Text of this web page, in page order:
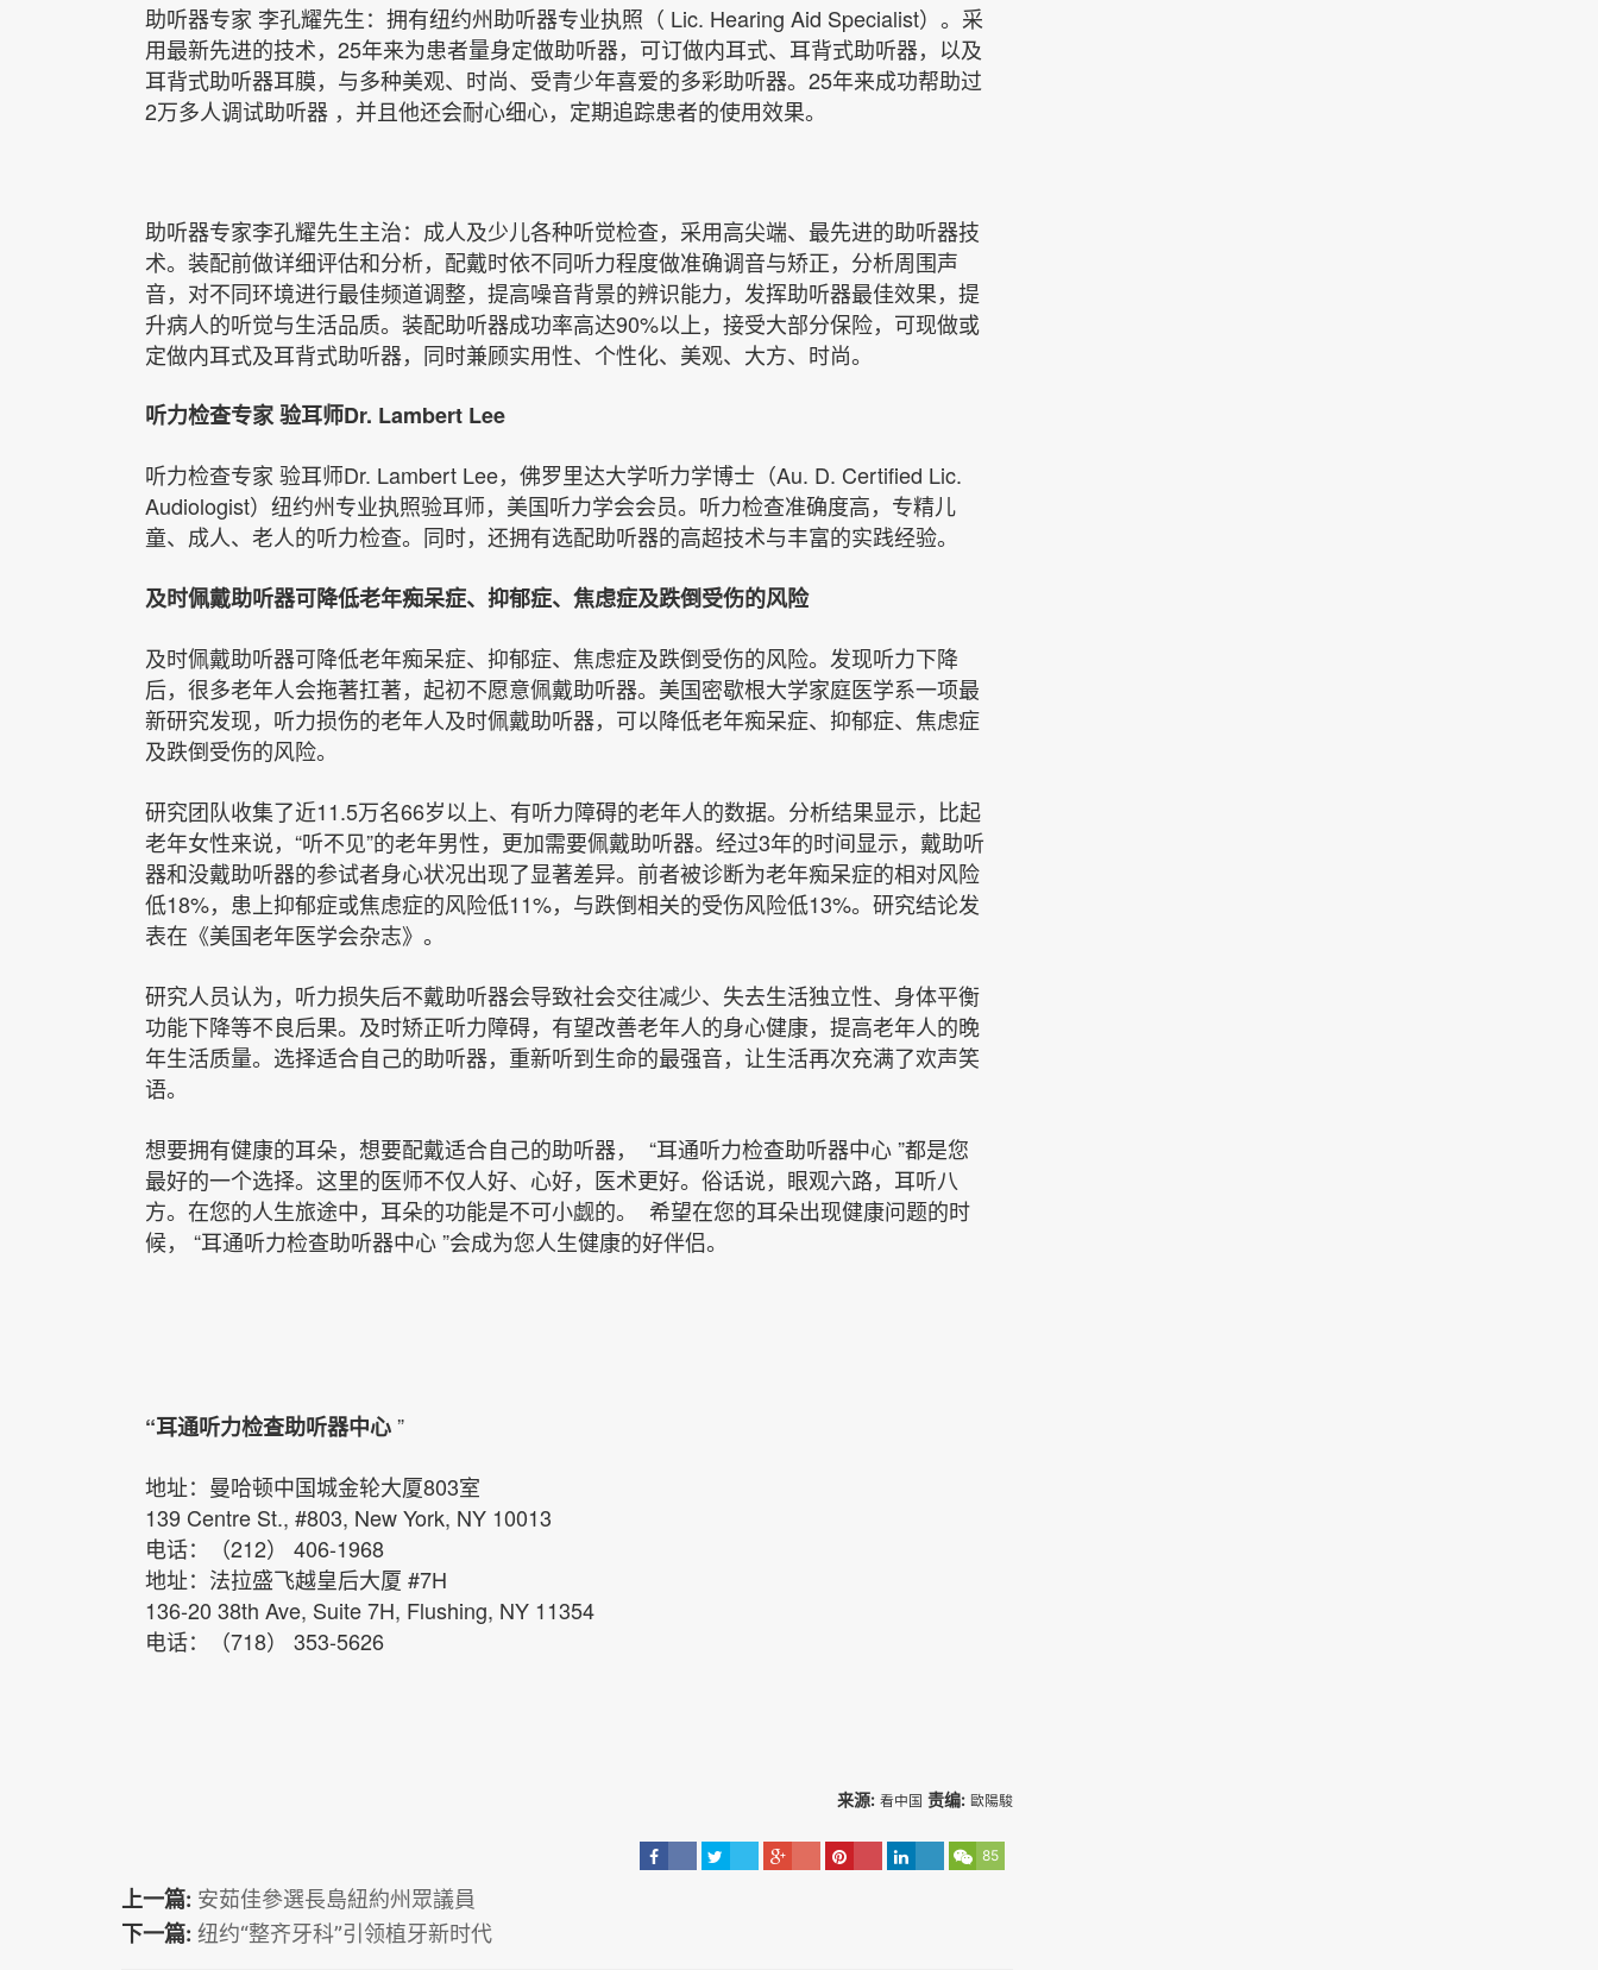
助听器专家 李孔耀先生：拥有纽约州助听器专业执照（ Lic. Hearing Aid Specialist）。采
用最新先进的技术，25年来为患者量身定做助听器，可订做内耳式、耳背式助听器，以及
耳背式助听器耳膜，与多种美观、时尚、受青少年喜爱的多彩助听器。25年来成功帮助过
2万多人调试助听器 ，并且他还会耐心细心，定期追踪患者的使用效果。
助听器专家李孔耀先生主治：成人及少儿各种听觉检查，采用高尖端、最先进的助听器技
术。装配前做详细评估和分析，配戴时依不同听力程度做准确调音与矫正，分析周围声
音，对不同环境进行最佳频道调整，提高噪音背景的辨识能力，发挥助听器最佳效果，提
升病人的听觉与生活品质。装配助听器成功率高达90%以上，接受大部分保险，可现做或
定做内耳式及耳背式助听器，同时兼顾实用性、个性化、美观、大方、时尚。
听力检查专家 验耳师Dr. Lambert Lee
听力检查专家 验耳师Dr. Lambert Lee，佛罗里达大学听力学博士（Au. D. Certified Lic.
Audiologist） 纽约州专业执照验耳师，美国听力学会会员。听力检查准确度高，专精儿
童、成人、老人的听力检查。同时，还拥有选配助听器的高超技术与丰富的实践经验。
及时佩戴助听器可降低老年痴呆症、抑郁症、焦虑症及跌倒受伤的风险
及时佩戴助听器可降低老年痴呆症、抑郁症、焦虑症及跌倒受伤的风险。发现听力下降
后，很多老年人会拖著扛著，起初不愿意佩戴助听器。美国密歇根大学家庭医学系一项最
新研究发现，听力损伤的老年人及时佩戴助听器，可以降低老年痴呆症、抑郁症、焦虑症
及跌倒受伤的风险。
研究团队收集了近11.5万名66岁以上、有听力障碍的老年人的数据。分析结果显示，比起
老年女性来说，“听不见”的老年男性，更加需要佩戴助听器。经过3年的时间显示，戴助听
器和没戴助听器的参试者身心状况出现了显著差异。前者被诊断为老年痴呆症的相对风险
低18%，患上抑郁症或焦虑症的风险低11%，与跌倒相关的受伤风险低13%。研究结论发
表在《美国老年医学会杂志》。
研究人员认为，听力损失后不戴助听器会导致社会交往减少、失去生活独立性、身体平衡
功能下降等不良后果。及时矫正听力障碍，有望改善老年人的身心健康，提高老年人的晚
年生活质量。选择适合自己的助听器，重新听到生命的最强音，让生活再次充满了欢声笑
语。
想要拥有健康的耳朵，想要配戴适合自己的助听器， “耳通听力检查助听器中心 ”都是您
最好的一个选择。这里的医师不仅人好、心好，医术更好。俗话说，眼观六路，耳听八
方。在您的人生旅途中，耳朵的功能是不可小觑的。 希望在您的耳朵出现健康问题的时
候， “耳通听力检查助听器中心 ”会成为您人生健康的好伴侣。
“耳通听力检查助听器中心”
地址：曼哈顿中国城金轮大厦803室
139 Centre St., #803, New York, NY 10013
电话：（212） 406-1968
地址：法拉盛飞越皇后大厦 #7H
136-20 38th Ave, Suite 7H, Flushing, NY 11354
电话：（718） 353-5626
来源: 看中国 责编: 歐陽駿
85
上一篇: 安茹佳參選長島紐約州眾議員
下一篇: 纽约“整齐牙科”引领植牙新时代